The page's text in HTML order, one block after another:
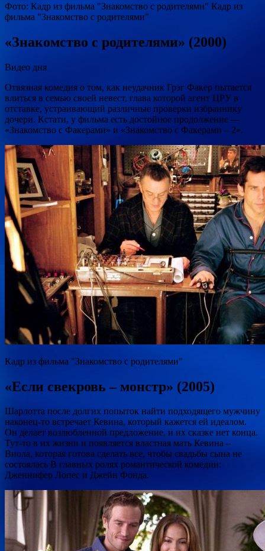
Фото: Кадр из фильма "Знакомство с родителями" Кадр из
фильма "Знакомство с родителями"
«Знакомство с родителями» (2000)
Видео дня
Отвязная комедия о том, как неудачник Грэг Факер пытается
влиться в семью своей невест, глава которой агент ЦРУ в
отставке, устраивающий различные проверки избраннику
дочери. Кстати, у фильма есть достойное продолжение —
«Знакомство с Факерами» и «Знакомство с Факерами – 2».
Кадр из фильма "Знакомство с родителями"
«Если свекровь – монстр» (2005)
Шарлотта после долгих попыток найти подходящего мужчину
наконец-то встречает Кевина, который кажется ей идеалом.
Он делает возлюбленной предложение, и их сказке нет конца.
Тут-то в их жизни и появляется властная мать Кевина –
Виола, которая готова сделать все, чтобы свадьбы сына не
состоялась В главных ролях романтической комедии:
Дженнифер Лопес и Джейн Фонда.